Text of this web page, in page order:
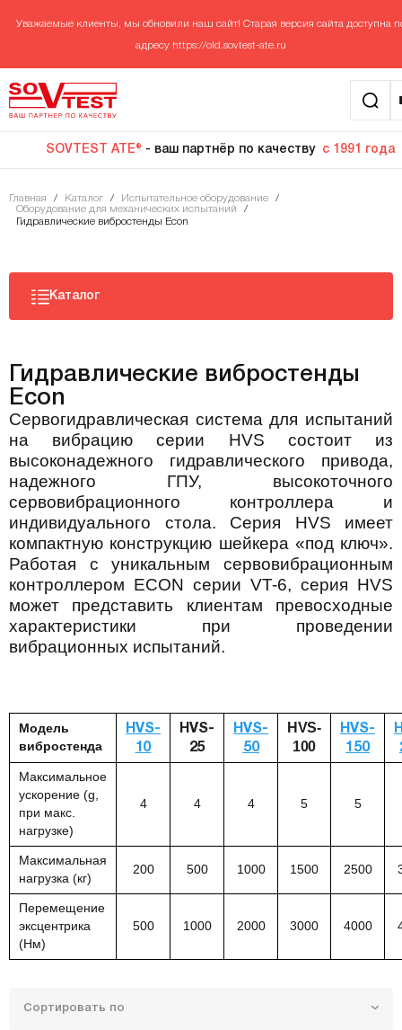
Уважаемые клиенты, мы обновили наш сайт! Старая версия сайта доступна
адресу https://old.sovtest-ate.ru
SOVTEST ATE® - ваш партнёр по качеству с 1991 года
Главная / Каталог / Испытательное оборудование
/
Оборудование для механических испытаний
/
Гидравлические вибростенды Econ
Каталог
Гидравлические вибростенды
Econ
Сервогидравлическая система для испытаний
на вибрацию серии HVS состоит из
высоконадежного гидравлического привода,
надежного ГПУ, высокоточного
сервовибрационного контроллера и
индивидуального стола. Серия HVS имеет
компактную конструкцию шейкера «под ключ».
Работая с уникальным сервовибрационным
контроллером ECON серии VT-6, серия HVS
может представить клиентам превосходные
характеристики при проведении
вибрационных испытаний.
Модель
вибростенда
HVS-
10
HVS-
25
HVS-
50
HVS-
100
HVS-
150
Максимальное
ускорение (g,
при макс.
нагрузке)
4 4 4 5 5
Максимальная
нагрузка (кг)
200 500 1000 1500 2500
Перемещение
эксцентрика
(Hм)
500 1000 2000 3000 4000
Сортировать по